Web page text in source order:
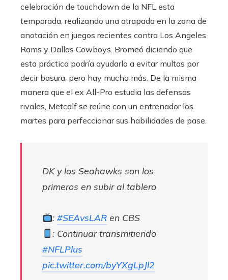
celebración de touchdown de la NFL esta
temporada, realizando una atrapada en la zona de
anotación en juegos recientes contra Los Angeles
Rams y Dallas Cowboys. Bromeó diciendo que
esta práctica podría ayudarlo a evitar multas por
decir basura, pero hay mucho más. De la misma
manera que el ex All-Pro estudia las defensas
rivales, Metcalf se reúne con un entrenador los
martes para perfeccionar sus habilidades de pase.
DK y los Seahawks son los
primeros en subir al tablero
:#SEAvsLAR en CBS
: Continuar transmitiendo
#NFLPlus
pic.twitter.com/byYXgLpJl2